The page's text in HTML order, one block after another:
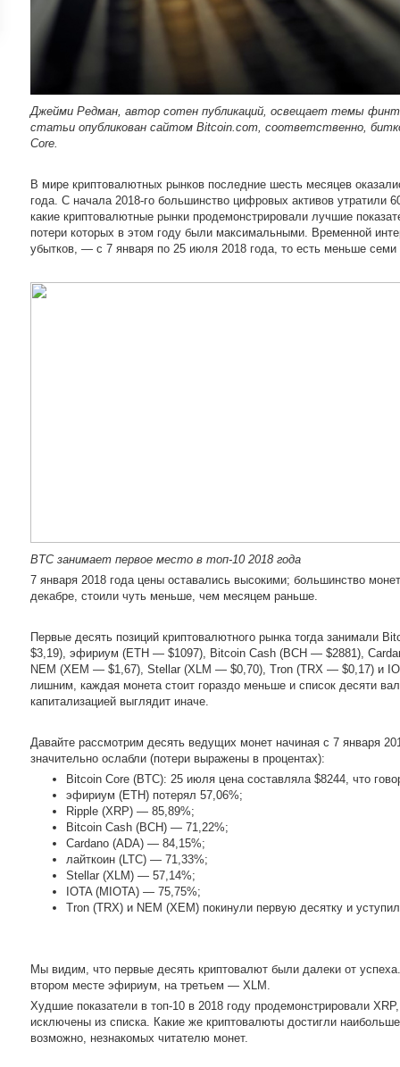
Джейми Редман, автор сотен публикаций, освещает темы
статьи опубликован сайтом Bitcoin.com, соответственно,
Core.
В мире криптовалютных рынков последние шесть месяцев
года. С начала 2018-го большинство цифровых активов утратили
какие криптовалютные рынки продемонстрировали лучшие
потери которых в этом году были максимальными. Временной
убытков, — с 7 января по 25 июля 2018 года, то есть меньше семи
BTC занимает первое место в топ-10 2018 года
7 января 2018 года цены оставались высокими; большинство
декабре, стоили чуть меньше, чем месяцем раньше.
Первые десять позиций криптовалютного рынка тогда занимали
$3,19), эфириум (ETH — $1097), Bitcoin Cash (BCH — $2881),
NEM (XEM — $1,67), Stellar (XLM — $0,70), Tron (TRX — $0,17) и
лишним, каждая монета стоит гораздо меньше и список десяти
капитализацией выглядит иначе.
Давайте рассмотрим десять ведущих монет начиная с 7 января
значительно ослабли (потери выражены в процентах):
Bitcoin Core (BTC): 25 июля цена составляла $8244, что
эфириум (ETH) потерял 57,06%;
Ripple (XRP) — 85,89%;
Bitcoin Cash (BCH) — 71,22%;
Cardano (ADA) — 84,15%;
лайткоин (LTC) — 71,33%;
Stellar (XLM) — 57,14%;
IOTA (MIOTA) — 75,75%;
Tron (TRX) и NEM (XEM) покинули первую десятку и
Мы видим, что первые десять криптовалют были далеки от
втором месте эфириум, на третьем — XLM.
Худшие показатели в топ-10 в 2018 году продемонстрировали
исключены из списка. Какие же криптовалюты достигли
возможно, незнакомых читателю монет.